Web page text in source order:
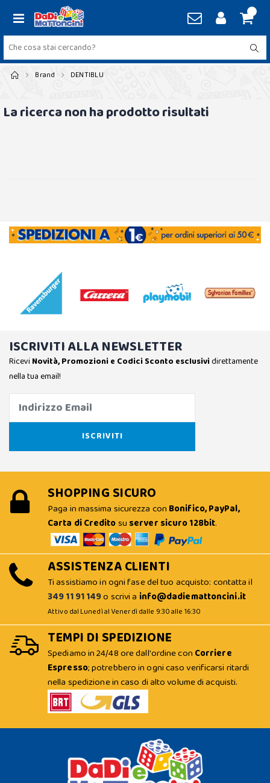
Brand DENTIBLU
La ricerca non ha prodotto risultati
ISCRIVITI ALLA NEWSLETTER
Ricevi Novità, Promozioni e Codici Sconto esclusividirettamente
nella tua email!
SHOPPING SICURO
Paga in massima sicurezza con Bonifico, PayPal,
Carta di Creditosu server sicuro 128bit.
ASSISTENZA CLIENTI
Ti assistiamo in ogni fase del tuo acquisto: contatta il
349 11 91 149o scrivi a info@dadiemattoncini.it
Attivo dal Lunedì al Venerdì dalle 9:30 alle 16:30
TEMPI DI SPEDIZIONE
Spediamo in 24/48 ore dall'ordine con Corriere
Espresso; potrebbero in ogni caso verificarsi ritardi
nella spedizione in caso di alto volume di acquisti.